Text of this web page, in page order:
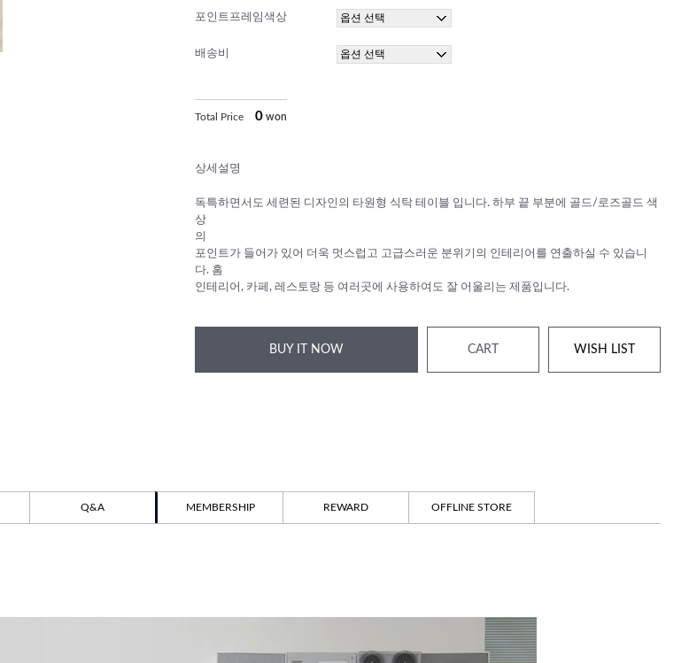
포인트프레임색상
배송비
Total Price 0 won
상세설명
독특하면서도 세련된 디자인의 타원형 식탁 테이블 입니다. 하부 끝 부분에 골드/로즈골드 색
상
의
포인트가 들어가 있어 더욱 멋스럽고 고급스러운 분위기의 인테리어를 연출하실 수 있습니
다. 홈
인테리어, 카페, 레스토랑 등 여러곳에 사용하여도 잘 어울리는 제품입니다.
BUY IT NOW CART WISH LIST
Q&A MEMBERSHIP REWARD OFFLINE STORE